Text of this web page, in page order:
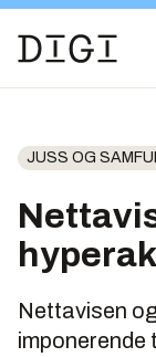
JUSS OG
Nettavisen